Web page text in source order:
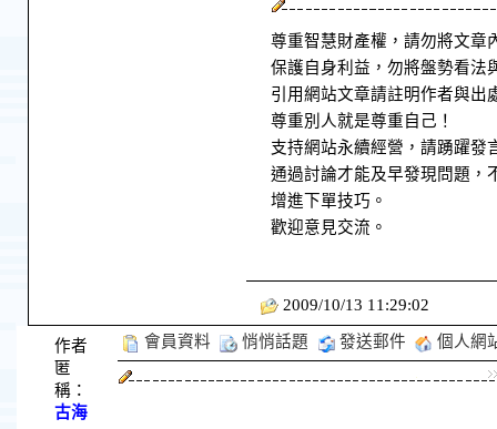
尊重智慧財產權，請勿將文章
保護自身利益，勿將盤勢看法
引用網站文章請註明作者與出
尊重別人就是尊重自己！
支持網站永續經營，請踴躍發
通過討論才能及早發現問題，
增進下單技巧。
歡迎意見交流。
2009/10/13 11:29:02
作者
匿
稱：
古海
會員資料 悄悄話題 發送郵件 個人網